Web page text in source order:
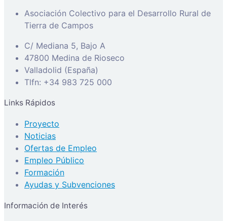
Asociación Colectivo para el Desarrollo Rural de
Tierra de Campos
C/ Mediana 5, Bajo A
47800 Medina de Rioseco
Valladolid (España)
Tlfn: +34 983 725 000
Links Rápidos
Proyecto
Noticias
Ofertas de Empleo
Empleo Público
Formación
Ayudas y Subvenciones
Información de Interés